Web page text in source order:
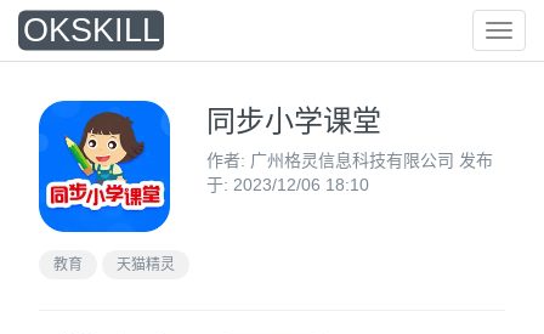
菜
单
OKSKILL
同步小学课堂
作者: 广州格灵信息科技有限公司 发布
于: 2023/12/06 18:10
教育 天猫精灵